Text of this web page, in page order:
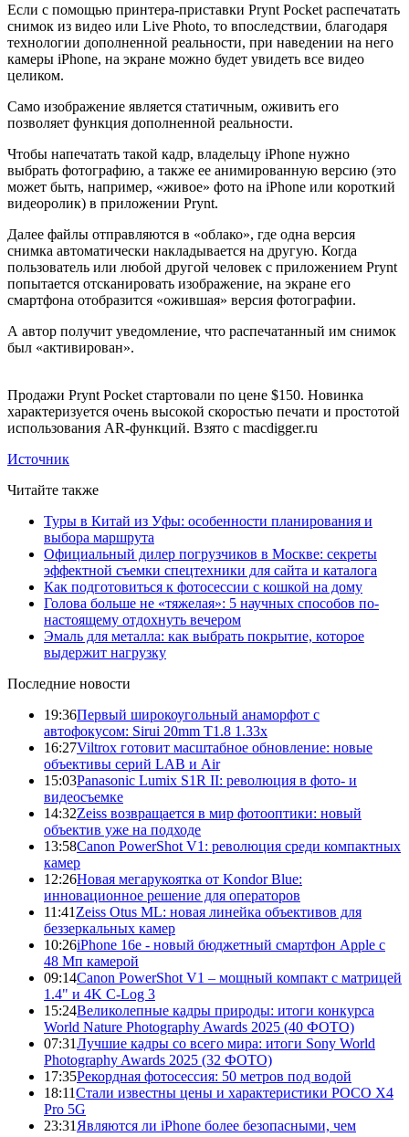
Если с помощью принтера-приставки Prynt Pocket распечатать
снимок из видео или Live Photo, то впоследствии, благодаря
технологии дополненной реальности, при наведении на него
камеры iPhone, на экране можно будет увидеть все видео
целиком.
Само изображение является статичным, оживить его
позволяет функция дополненной реальности.
Чтобы напечатать такой кадр, владельцу iPhone нужно
выбрать фотографию, а также ее анимированную версию (это
может быть, например, «живое» фото на iPhone или короткий
видеоролик) в приложении Prynt.
Далее файлы отправляются в «облако», где одна версия
снимка автоматически накладывается на другую. Когда
пользователь или любой другой человек с приложением Prynt
попытается отсканировать изображение, на экране его
смартфона отобразится «ожившая» версия фотографии.
А автор получит уведомление, что распечатанный им снимок
был «активирован».
Продажи Prynt Pocket стартовали по цене $150. Новинка
характеризуется очень высокой скоростью печати и простотой
использования AR-функций. Взято с macdigger.ru
Источник
Читайте также
Туры в Китай из Уфы: особенности планирования и
выбора маршрута
Официальный дилер погрузчиков в Москве: секреты
эффектной съемки спецтехники для сайта и каталога
Как подготовиться к фотосессии с кошкой на дому
Голова больше не «тяжелая»: 5 научных способов по-
настоящему отдохнуть вечером
Эмаль для металла: как выбрать покрытие, которое
выдержит нагрузку
Последние новости
19:36Первый широкоугольный анаморфот с
автофокусом: Sirui 20mm T1.8 1.33x
16:27Viltrox готовит масштабное обновление: новые
объективы серий LAB и Air
15:03Panasonic Lumix S1R II: революция в фото- и
видеосъемке
14:32Zeiss возвращается в мир фотооптики: новый
объектив уже на подходе
13:58Canon PowerShot V1: революция среди компактных
камер
12:26Новая мегарукоятка от Kondor Blue:
инновационное решение для операторов
11:41 Zeiss Otus ML: новая линейка объективов для
беззеркальных камер
10:26iPhone 16e - новый бюджетный смартфон Apple с
48 Мп камерой
09:14Canon PowerShot V1 – мощный компакт с матрицей
1.4" и 4K C-Log 3
15:24Великолепные кадры природы: итоги конкурса
World Nature Photography Awards 2025 (40 ФОТО)
07:31Лучшие кадры со всего мира: итоги Sony World
Photography Awards 2025 (32 ФОТО)
17:35Рекордная фотосессия: 50 метров под водой
18:11Стали известны цены и характеристики POCO X4
Pro 5G
23:31 Являются ли iPhone более безопасными, чем